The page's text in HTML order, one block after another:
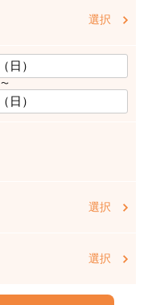
選択
〜
選択
選択